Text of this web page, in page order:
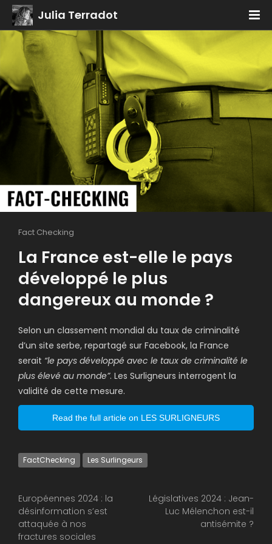
Julia Terradot
Fact Checking
La France est-elle le pays
développé le plus
dangereux au monde ?
Selon un classement mondial du taux de criminalité
d’un site serbe, repartagé sur Facebook, la France
serait “le pays développé avec le taux de criminalité le
plus élevé au monde”. Les Surligneurs interrogent la
validité de cette mesure.
Read the full article on LES SURLIGNEURS
FactChecking Les Surlingeurs
Européennes 2024 : la
désinformation s’est
attaquée à nos
fractures sociales
Législatives 2024 : Jean-
Luc Mélenchon est-il
antisémite ?